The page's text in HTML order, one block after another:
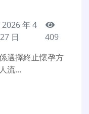
2026 年 4
日
409
選擇終止懷孕方
流…